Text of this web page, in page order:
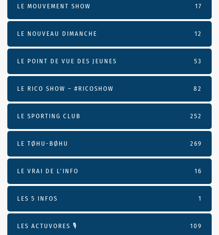
LE MOUVEMENT SHOW 17
LE NOUVEAU DIMANCHE 12
LE POINT DE VUE DES JEUNES 53
LE RICO SHOW – #RICOSHOW 82
LE SPORTING CLUB 252
LE TØHU-BØHU 269
LE VRAI DE L’INFO 16
LES 5 INFOS 1
LES ACTUVORES 🎙 109